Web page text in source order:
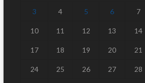
3 4 5 6 7
10 11 12 13 14
17 18 19 20 21
24 25 26 27 28